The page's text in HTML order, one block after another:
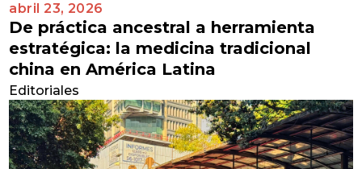
abril 23, 2026
De práctica ancestral a herramienta
estratégica: la medicina tradicional
china en América Latina
Editoriales